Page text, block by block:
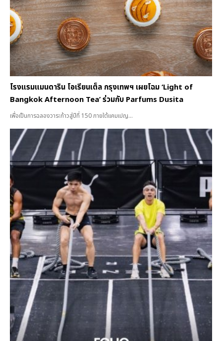
โรงแรมแมนดาริน โอเรียนเต็ล กรุงเทพฯ เผยโฉม ‘Light of
Bangkok Afternoon Tea’ ร่วมกับ Parfums Dusita
เพื่อเป็นการฉลองวาระก้าวสู่ปีที่ 150 ภายใต้แคมเปญ...